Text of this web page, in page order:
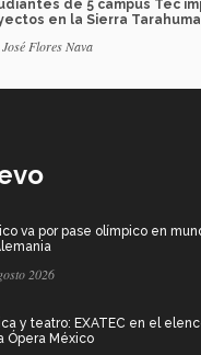
de 5 campus Tec
en la Sierra
Flores Nava
va por pase olímpico en
2026
y teatro: EXATEC en el
Ópera México